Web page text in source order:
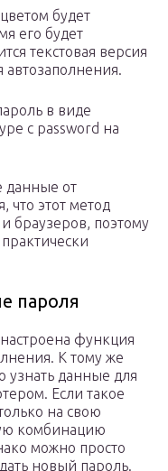
будет
его будет
текстовая версия
в виде
с password на
данные от
что этот метод
браузеров, поэтому
пароля
функция
К тому же
узнать данные для
Если такое
на свою
комбинацию
можно просто
новый пароль.